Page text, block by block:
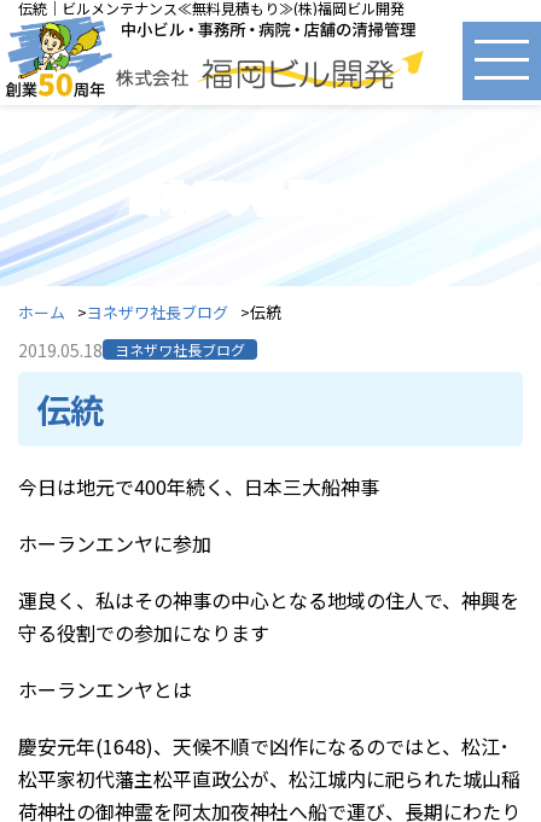
伝統｜ビルメンテナンス≪無料見積もり≫(株)福岡ビル開発
ヨネザワ社長ブログ
ホーム ヨネザワ社長ブログ 伝統
2019.05.18 ヨネザワ社長ブログ
伝統
今日は地元で400年続く、日本三大船神事
ホーランエンヤに参加
運良く、私はその神事の中心となる地域の住人で、神興を
守る役割での参加になります
ホーランエンヤとは
慶安元年(1648)、天候不順で凶作になるのではと、松江･
松平家初代藩主松平直政公が、松江城内に祀られた城山稲
荷神社の御神霊を阿太加夜神社へ船で運び、長期にわたり